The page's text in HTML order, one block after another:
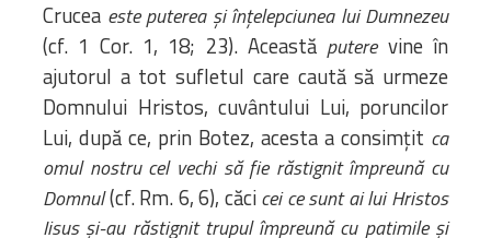
Crucea este puterea și înțelepciunea lui Dumnezeu
(cf. 1 Cor. 1, 18; 23). Această puterevine în
ajutorul a tot sufletul care caută să urmeze
Domnului Hristos, cuvântului Lui, poruncilor
Lui, după ce, prin Botez, acesta a consimțit ca
omul nostru cel vechi să fie răstignit împreună cu
Domnul(cf. Rm. 6, 6), căcicei ce sunt ai lui Hristos
Iisus și-au răstignit trupul împreună cu patimile și